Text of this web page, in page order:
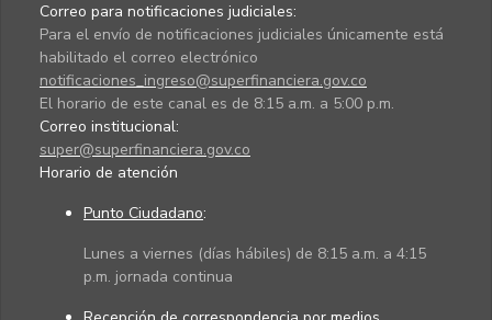
Correo para notificaciones judiciales:
Para el envío de notificaciones judiciales únicamente está
habilitado el correo electrónico
notificaciones_ingreso@superfinanciera.gov.co
El horario de este canal es de 8:15 a.m. a 5:00 p.m.
Correo institucional:
super@superfinanciera.gov.co
Horario de atención
Punto Ciudadano:
Lunes a viernes (días hábiles) de 8:15 a.m. a 4:15
p.m. jornada continua